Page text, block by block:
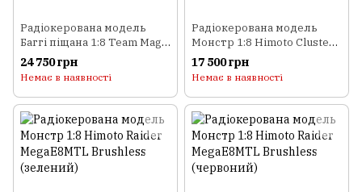
Радіокерована модель
Баггі піщана 1:8 Team Magic
SETH ARTR (зелений)
24 750 грн
Немає в наявності
Радіокерована модель
Монстр 1:8 Himoto Cluster
N8MT NITRO (червоний)
17 500 грн
Немає в наявності